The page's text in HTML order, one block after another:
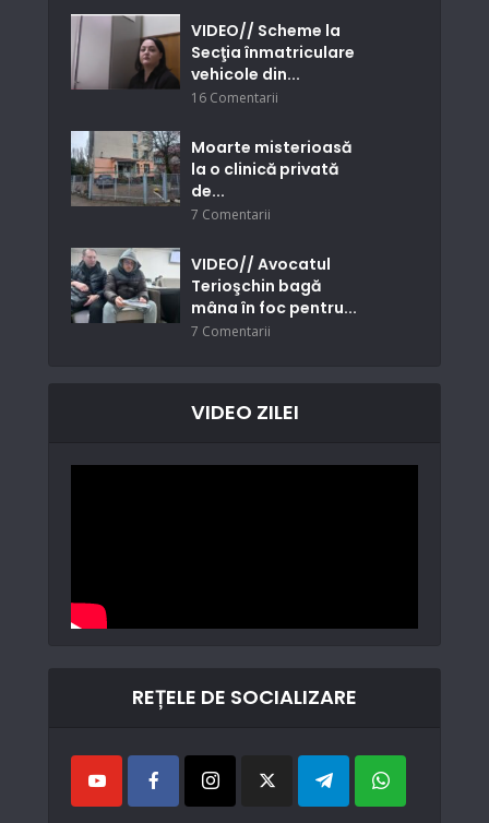
VIDEO// Scheme la
Secţia înmatriculare
vehicole din...
16 Comentarii
Moarte misterioasă
la o clinică privată
de...
7 Comentarii
VIDEO// Avocatul
Terioşchin bagă
mâna în foc pentru...
7 Comentarii
VIDEO ZILEI
REȚELE DE SOCIALIZARE